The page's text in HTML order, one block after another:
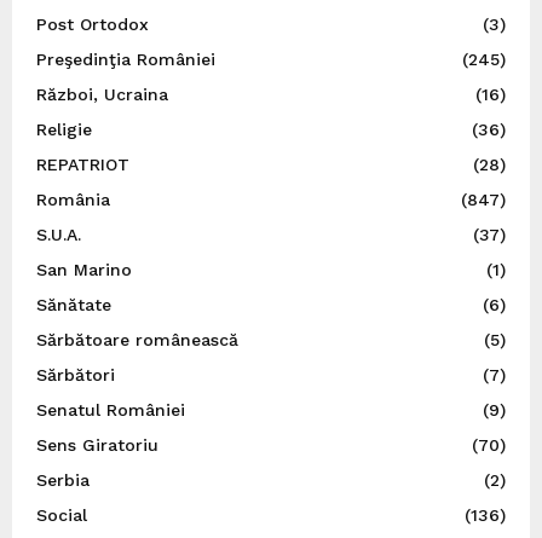
Post Ortodox
(3)
Preşedinţia României
(245)
Război, Ucraina
(16)
Religie
(36)
REPATRIOT
(28)
România
(847)
S.U.A.
(37)
San Marino
(1)
Sănătate
(6)
Sărbătoare românească
(5)
Sărbători
(7)
Senatul României
(9)
Sens Giratoriu
(70)
Serbia
(2)
Social
(136)